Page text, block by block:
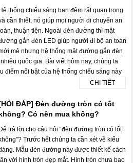
thống chiếu sáng ban đêm rất quan trọng
cần thiết, nó giúp mọi người di chuyển an
thuận tiện. Ngoài đèn đường thì mặt
gắn đèn LED giúp người đi bộ an toàn
mẻ nhưng hệ thống mặt đường gắn đèn
quốc gia. Bài viết hôm nay, chúng ta
điểm nổi bật của hệ thống chiếu sáng này
CHI TIẾT
ĐÁP] Đèn đường tròn có tốt
Có nên mua không?
trả lời cho câu hỏi “đèn đường tròn có tốt
Trước hết chúng ta cần xét về kiểu
Mẫu đèn đường này được thiết kế cách
với hình tròn đẹp mắt. Hình tròn chưa bao